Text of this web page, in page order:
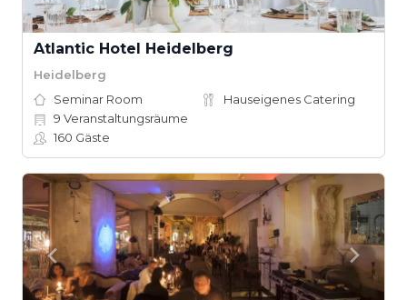
Atlantic Hotel Heidelberg
Heidelberg
Seminar Room
Hauseigenes Catering
9 Veranstaltungsräume
160 Gäste